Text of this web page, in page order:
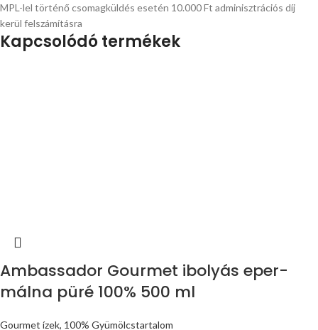
MPL-lel történő csomagküldés esetén 10.000 Ft adminisztrációs díj
kerül felszámításra
Kapcsolódó termékek
Ambassador Gourmet ibolyás eper-
málna püré 100% 500 ml
Gourmet ízek, 100% Gyümölcstartalom